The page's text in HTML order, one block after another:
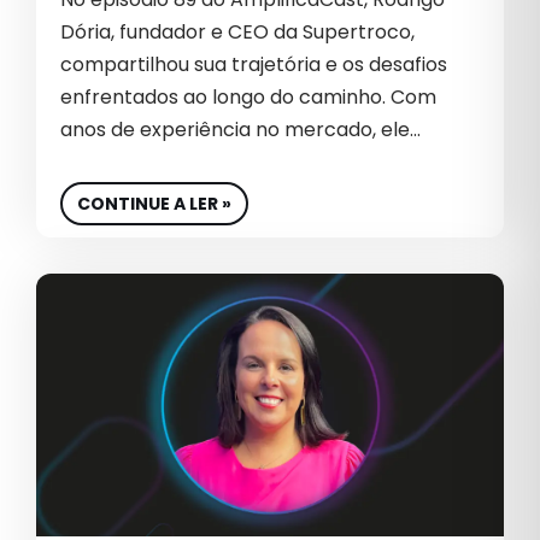
GESTÃO
GESTÃO DE MARCA
GESTÃO DE REDES SOCIAIS
GLOBAL
GOOGLE ADS 2026
GROWTH
GROWTH MARKETING
GTM GO TO MARKET
IA
INBOUND MARKETING
Dória, fundador e CEO da Supertroco,
compartilhou sua trajetória e os desafios
enfrentados ao longo do caminho. Com
anos de experiência no mercado, ele…
CONTINUE A LER »